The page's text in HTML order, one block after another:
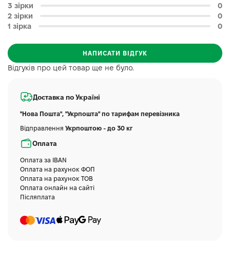
Відгуків про цей товар ще не було.
3 зірки
0
2 зірки
0
1 зірка
0
НАПИСАТИ ВІДГУК
Доставка по Україні
"Нова Пошта", "Укрпошта" по тарифам перевізника
Відправлення Укрпоштою - до 30 кг
Оплата
Оплата за IBAN
Оплата на рахунок ФОП
Оплата на рахунок ТОВ
Оплата онлайн на сайті
Післяплата